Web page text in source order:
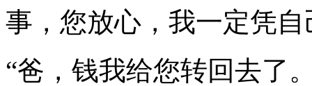
事，您放心，我一定凭
“爸，钱我给您转回去了